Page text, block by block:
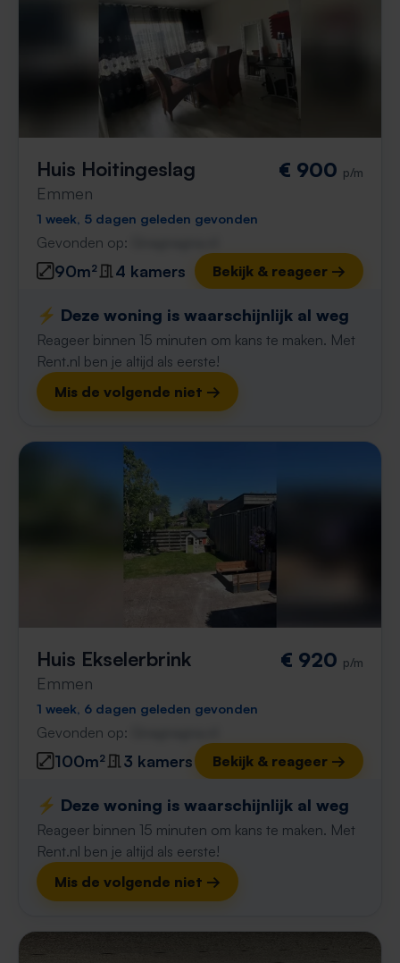
Huis Hoitingeslag
Emmen
€ 900 p/m
1 week, 5 dagen geleden gevonden
Gevonden op:
90m² 4 kamers Bekijk & reageer →
⚡️ Deze woning is waarschijnlijk al weg
Reageer binnen 15 minuten om kans te maken. Met
Rent.nl ben je altijd als eerste!
Mis de volgende niet →
Huis Ekselerbrink
Emmen
€ 920 p/m
1 week, 6 dagen geleden gevonden
Gevonden op:
100m² 3 kamers Bekijk & reageer →
⚡️ Deze woning is waarschijnlijk al weg
Reageer binnen 15 minuten om kans te maken. Met
Rent.nl ben je altijd als eerste!
Mis de volgende niet →